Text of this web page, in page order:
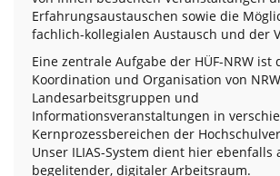
Erfahrungsaustauschen sowie die
fachlich-kollegialen Austausch und der
Eine zentrale Aufgabe der HÜF-NRW ist
Koordination und Organisation von NRW
Landesarbeitsgruppen und
Informationsveranstaltungen in
Kernprozessbereichen der
Unser ILIAS-System dient hier ebenfalls
begelitender, digitaler Arbeitsraum.